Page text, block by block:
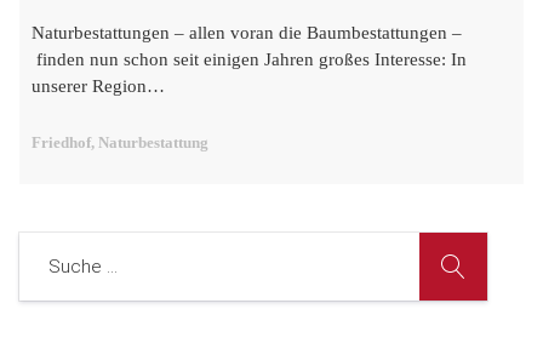
Naturbestattungen – allen voran die Baumbestattungen –
finden nun schon seit einigen Jahren großes Interesse: In
unserer Region…
Friedhof, Naturbestattung